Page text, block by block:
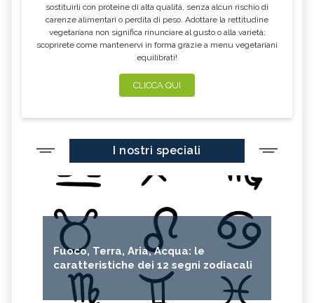
sostituirli con proteine di alta qualità, senza alcun rischio di
carenze alimentari o perdita di peso. Adottare la rettitudine
vegetariana non significa rinunciare al gusto o alla varietà:
scoprirete come mantenervi in forma grazie a menu vegetariani
equilibrati!
CLICCA QUI
I nostri speciali
Fuoco, Terra, Aria, Acqua: le
caratteristiche dei 12 segni zodiacali